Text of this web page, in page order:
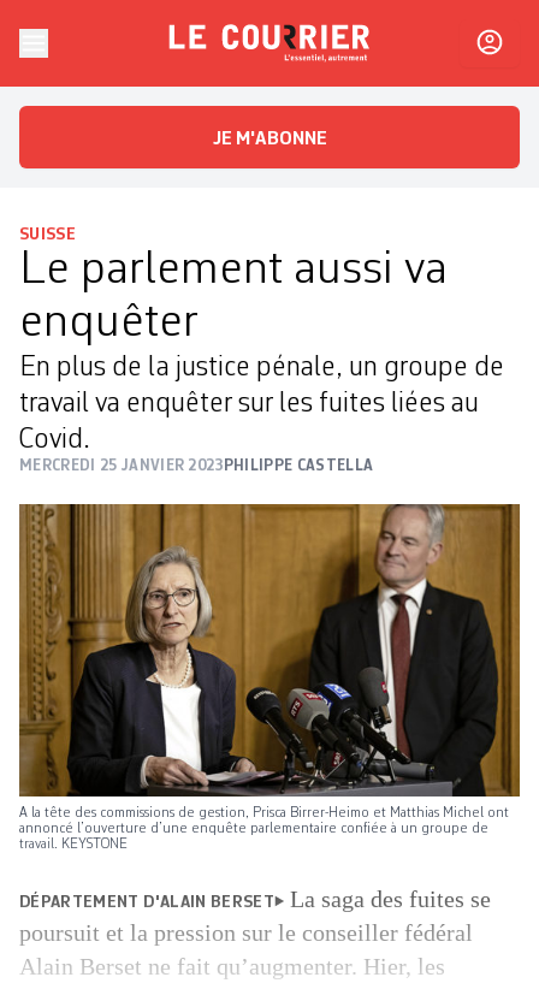
Le CourrierL'essentiel, autrement
JE M'ABONNE
SUISSE
Le parlement aussi va
enquêter
En plus de la justice pénale, un groupe de
travail va enquêter sur les fuites liées au
Covid.
MERCREDI 25 JANVIER 2023 PHILIPPE CASTELLA
A la tête des commissions de gestion, Prisca Birrer-Heimo et Matthias Michel ont
annoncé l’ouverture d’une enquête parlementaire confiée à un groupe de
travail. KEYSTONE
DÉPARTEMENT D'ALAIN BERSET
La saga des fuites se
poursuit et la pression sur le conseiller fédéral
Alain Berset ne fait qu’augmenter. Hier, les